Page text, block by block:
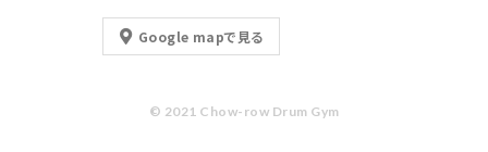
Google mapで見る
© 2021 Chow-row Drum Gym